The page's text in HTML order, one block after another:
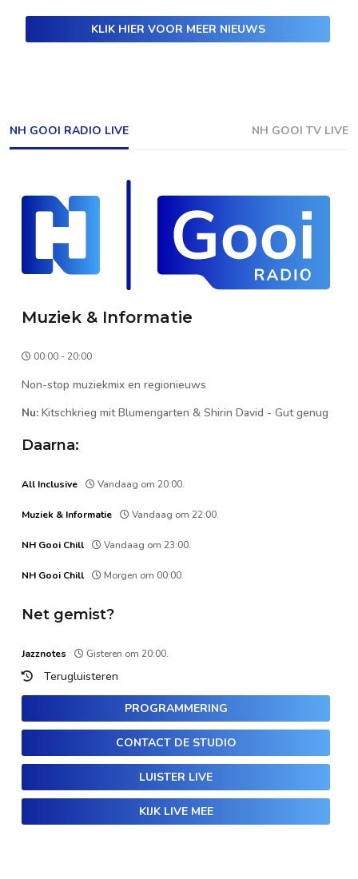
KLIK HIER VOOR MEER NIEUWS
NH GOOI RADIO LIVE NH GOOI TV LIVE
Muziek & Informatie
00:00 - 20:00
Non-stop muziekmix en regionieuws
Nu: Kitschkrieg mit Blumengarten & Shirin David - Gut genug
Daarna:
All Inclusive Vandaag om 20:00.
Muziek & Informatie Vandaag om 22:00.
NH Gooi Chill Vandaag om 23:00.
NH Gooi Chill Morgen om 00:00.
Net gemist?
Jazznotes Gisteren om 20:00.
Terugluisteren
PROGRAMMERING
CONTACT DE STUDIO
LUISTER LIVE
KIJK LIVE MEE